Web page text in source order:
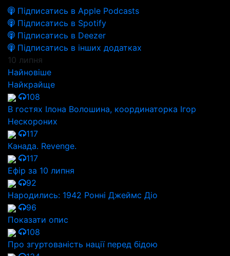
Підписатись в Apple Podcasts
Підписатись в Spotify
Підписатись в Deezer
Підписатись в інших додатках
10 липня
Найновіше
Найкрайще
108
В гостях Ілона Волошина, координаторка Ігор
Нескороних
117
Канада. Revenge.
117
Ефір за 10 липня
92
Народились: 1942 Ронні Джеймс Діо
96
Показати опис
108
Про згуртованість нації перед бідою